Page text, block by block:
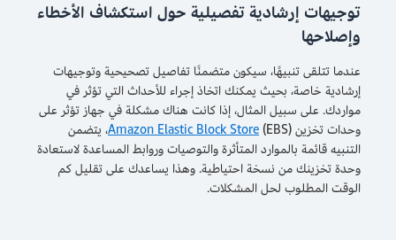
توجيهات إرشادية تفصيلية حول استكشاف الأخطاء
وإصلاحها
عندما تتلقى تنبيهًا، سيكون متضمنًا تفاصيل تصحيحية وتوجيهات
إرشادية خاصة، بحيث يمكنك اتخاذ إجراء للأحداث التي تؤثر في
مواردك. على سبيل المثال، إذا كانت هناك مشكلة في جهاز تؤثر على
وحدات تخزين
Amazon Elastic Block Store(EBS)، يتضمن
التنبيه قائمة بالموارد المتأثرة والتوصيات وروابط المساعدة لاستعادة
وحدة تخزينك من نسخة احتياطية. وهذا يساعدك على تقليل كم
الوقت المطلوب لحل المشكلات.